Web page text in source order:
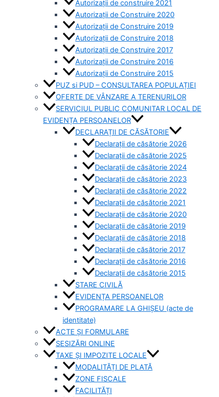
Autorizații de construire 2021
Autorizații de Construire 2020
Autorizații de Construire 2019
Autorizaţii de Construire 2018
Autorizaţii de Construire 2017
Autorizaţii de Construire 2016
Autorizaţii de Construire 2015
PUZ si PUD – CONSULTAREA POPULAȚIEI
OFERTE DE VÂNZARE A TERENURILOR
SERVICIUL PUBLIC COMUNITAR LOCAL DE
EVIDENȚA PERSOANELOR
DECLARAȚII DE CĂSĂTORIE
Declarații de căsătorie 2026
Declarații de căsătorie 2025
Declarații de căsătorie 2024
Declarații de căsătorie 2023
Declarații de căsătorie 2022
Declarații de căsătorie 2021
Declarații de căsătorie 2020
Declarații de căsătorie 2019
Declarații de căsătorie 2018
Declarații de căsătorie 2017
Declarații de căsătorie 2016
Declarații de căsătorie 2015
STARE CIVILĂ
EVIDENȚA PERSOANELOR
PROGRAMARE LA GHIȘEU (acte de
identitate)
ACTE ȘI FORMULARE
SESIZĂRI ONLINE
TAXE ȘI IMPOZITE LOCALE
MODALITĂȚI DE PLATĂ
ZONE FISCALE
FACILITĂȚI